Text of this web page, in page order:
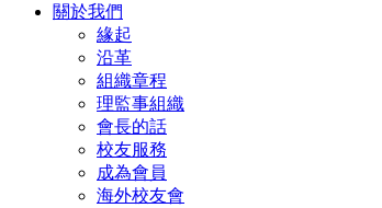
關於我們
緣起
沿革
組織章程
理監事組織
會長的話
校友服務
成為會員
海外校友會